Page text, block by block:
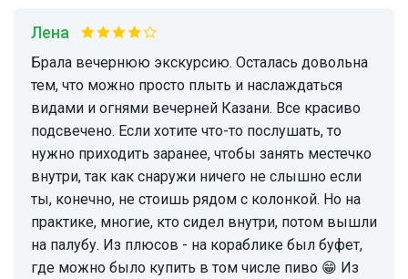
Лена
Брала вечернюю экскурсию. Осталась довольна
тем, что можно просто плыть и наслаждаться
видами и огнями вечерней Казани. Все красиво
подсвечено. Если хотите что-то послушать, то
нужно приходить заранее, чтобы занять местечко
внутри, так как снаружи ничего не слышно если
ты, конечно, не стоишь рядом с колонкой. Но на
практике, многие, кто сидел внутри, потом вышли
на палубу. Из плюсов - на кораблике был буфет,
где можно было купить в том числе пиво 😁 Из